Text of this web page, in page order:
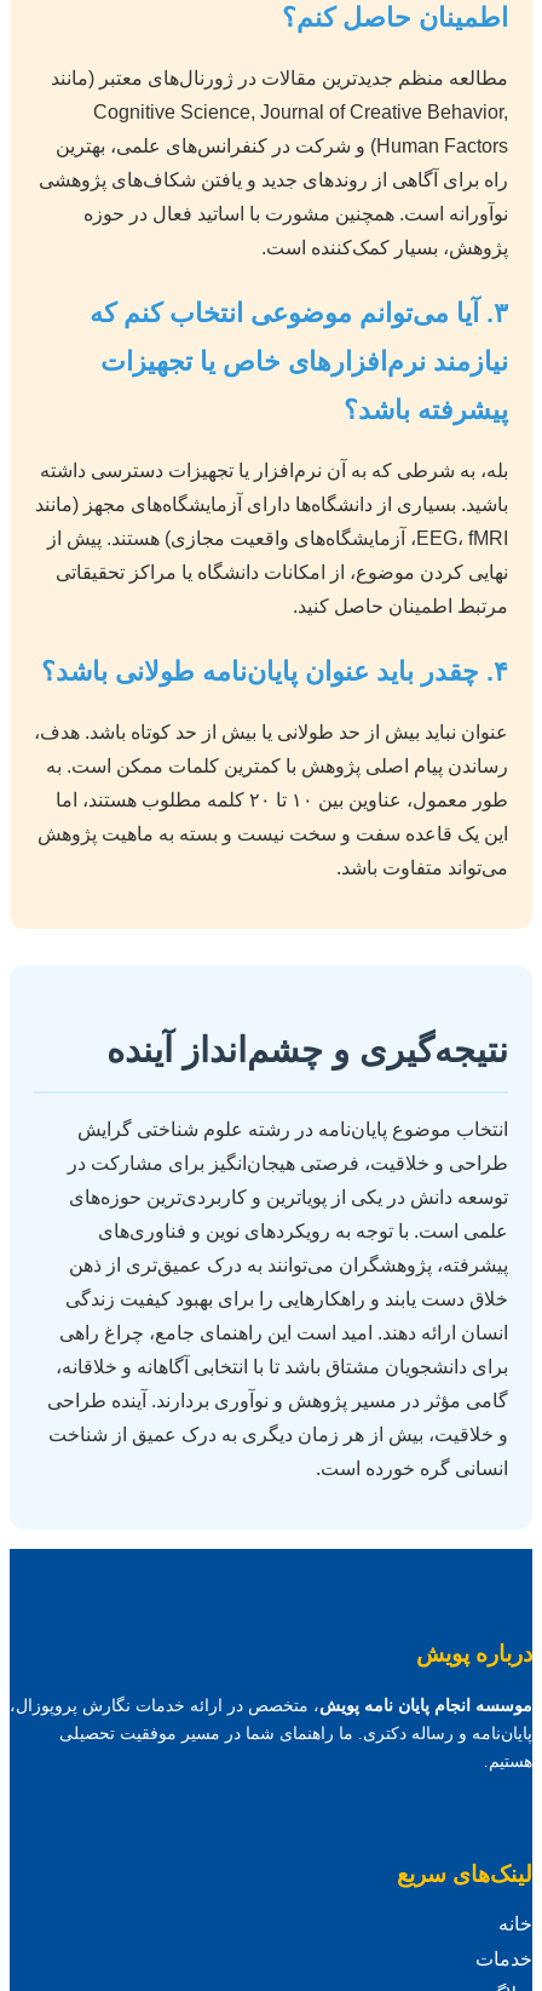
اطمینان حاصل کنم؟
مطالعه منظم جدیدترین مقالات در ژورنال‌های معتبر (مانند
Cognitive Science, Journal of Creative Behavior,
Human Factors) و شرکت در کنفرانس‌های علمی، بهترین
راه برای آگاهی از روندهای جدید و یافتن شکاف‌های پژوهشی
نوآورانه است. همچنین مشورت با اساتید فعال در حوزه
پژوهش، بسیار کمک‌کننده است.
۳. آیا می‌توانم موضوعی انتخاب کنم که
نیازمند نرم‌افزارهای خاص یا تجهیزات
پیشرفته باشد؟
بله، به شرطی که به آن نرم‌افزار یا تجهیزات دسترسی داشته
باشید. بسیاری از دانشگاه‌ها دارای آزمایشگاه‌های مجهز (مانند
EEG، fMRI، آزمایشگاه‌های واقعیت مجازی) هستند. پیش از
نهایی کردن موضوع، از امکانات دانشگاه یا مراکز تحقیقاتی
مرتبط اطمینان حاصل کنید.
۴. چقدر باید عنوان پایان‌نامه طولانی باشد؟
عنوان نباید بیش از حد طولانی یا بیش از حد کوتاه باشد. هدف،
رساندن پیام اصلی پژوهش با کمترین کلمات ممکن است. به
طور معمول، عناوین بین ۱۰ تا ۲۰ کلمه مطلوب هستند، اما
این یک قاعده سفت و سخت نیست و بسته به ماهیت پژوهش
می‌تواند متفاوت باشد.
نتیجه‌گیری و چشم‌انداز آینده
انتخاب موضوع پایان‌نامه در رشته علوم شناختی گرایش
طراحی و خلاقیت، فرصتی هیجان‌انگیز برای مشارکت در
توسعه دانش در یکی از پویاترین و کاربردی‌ترین حوزه‌های
علمی است. با توجه به رویکردهای نوین و فناوری‌های
پیشرفته، پژوهشگران می‌توانند به درک عمیق‌تری از ذهن
خلاق دست یابند و راهکارهایی را برای بهبود کیفیت زندگی
انسان ارائه دهند. امید است این راهنمای جامع، چراغ راهی
برای دانشجویان مشتاق باشد تا با انتخابی آگاهانه و خلاقانه،
گامی مؤثر در مسیر پژوهش و نوآوری بردارند. آینده طراحی
و خلاقیت، بیش از هر زمان دیگری به درک عمیق از شناخت
انسانی گره خورده است.
درباره پویش
موسسه انجام پایان نامه پویش، متخصص در ارائه خدمات نگارش پروپوزال،
پایان‌نامه و رساله دکتری. ما راهنمای شما در مسیر موفقیت تحصیلی
هستیم.
لینک‌های سریع
خانه
خدمات